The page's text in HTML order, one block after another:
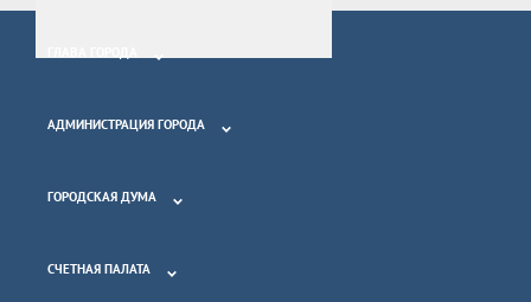
АДМИНИСТРАЦИЯ ГОРОДА
ГОРОДСКАЯ ДУМА
СЧЕТНАЯ ПАЛАТА